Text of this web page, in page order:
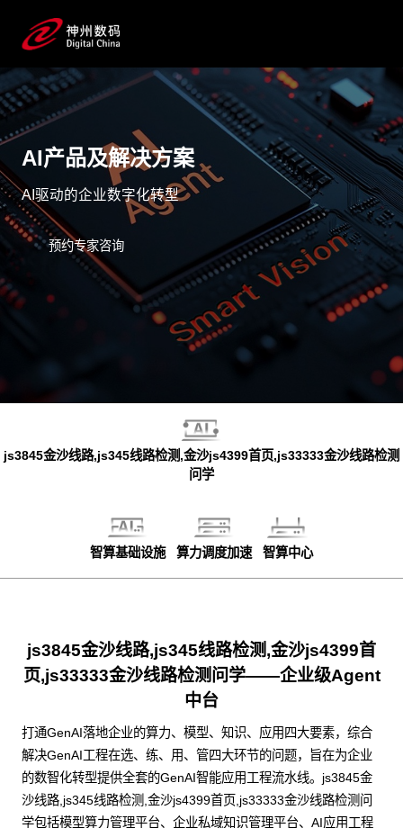
AI产品及解决方案
AI驱动的企业数字化转型
预约专家咨询
js3845金沙线路,js345线路检测,金沙js4399首页,js33333金沙线路检测
问学
智算基础设施 算力调度加速 智算中心
js3845金沙线路,js345线路检测,金沙js4399首
页,js33333金沙线路检测问学——企业级Agent
中台
打通GenAI落地企业的算力、模型、知识、应用四大要素，综合
解决GenAI工程在选、练、用、管四大环节的问题，旨在为企业
的数智化转型提供全套的GenAI智能应用工程流水线。js3845金
沙线路,js345线路检测,金沙js4399首页,js33333金沙线路检测问
学包括模型算力管理平台、企业私域知识管理平台、AI应用工程